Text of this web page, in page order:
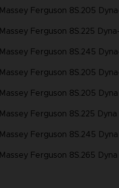
Massey Ferguson 8S.205
Massey Ferguson 8S.225
Massey Ferguson 8S.245
Massey Ferguson 8S.205
Massey Ferguson 8S.205
Massey Ferguson 8S.225 Dyna
Massey Ferguson 8S.245 Dyna
Massey Ferguson 8S.265 Dyna